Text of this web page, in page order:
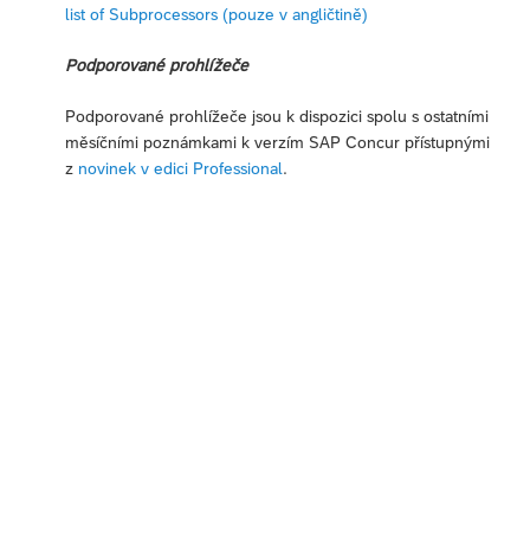
list of Subprocessors (pouze v angličtině)
Podporované prohlížeče
Podporované prohlížeče jsou k dispozici spolu s ostatními
měsíčními poznámkami k verzím SAP Concur přístupnými
z novinek v edici Professional.